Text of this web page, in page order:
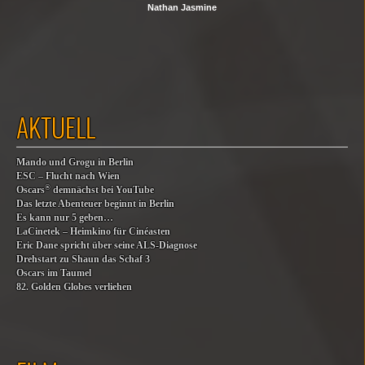
Nathan Jasmine
AKTUELL
Mando und Grogu in Berlin
ESC – Flucht nach Wien
Oscars® demnächst bei YouTube
Das letzte Abenteuer beginnt in Berlin
Es kann nur 5 geben…
LaCinetek – Heimkino für Cinéasten
Eric Dane spricht über seine ALS-Diagnose
Drehstart zu Shaun das Schaf 3
Oscars im Taumel
82. Golden Globes verliehen